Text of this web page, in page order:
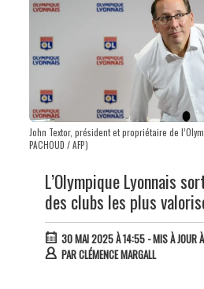
John Textor, président et propriétaire de
PACHOUD / AFP)
L’Olympique Lyonnais
des clubs les plus
30 MAI 2025 À 14:55- MIS À JOUR
PARCLÉMENCE MARGALL